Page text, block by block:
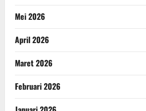
Mei 2026
April 2026
Maret 2026
Februari 2026